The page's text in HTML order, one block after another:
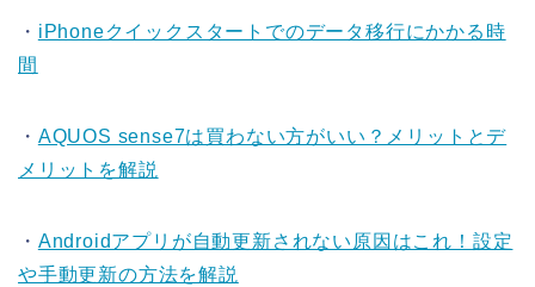
・ iPhoneクイックスタートでのデータ移行にかかる時
間
・ AQUOS sense7は買わない方がいい？メリットとデ
メリットを解説
・ Androidアプリが自動更新されない原因はこれ！設定
や手動更新の方法を解説